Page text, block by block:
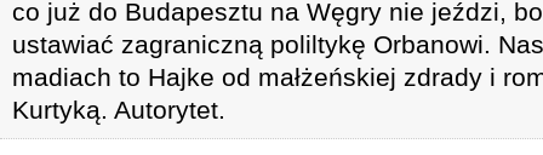
co już do Budapesztu na Węgry nie jeździ, bo
ustawiać zagraniczną poliltykę Orbanowi.
madiach to Hajke od małżeńskiej zdrady i
Kurtyką. Autorytet.